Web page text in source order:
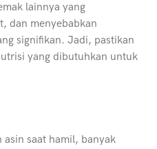
lainnya yang
dan menyebabkan
signifikan. Jadi, pastikan
yang dibutuhkan untuk
saat hamil, banyak